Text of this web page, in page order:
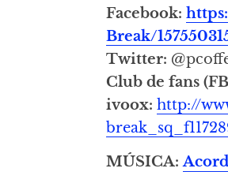
Facebook:
Break/
Twitter:
Club de fans
ivoox:http://
MÚSICA: